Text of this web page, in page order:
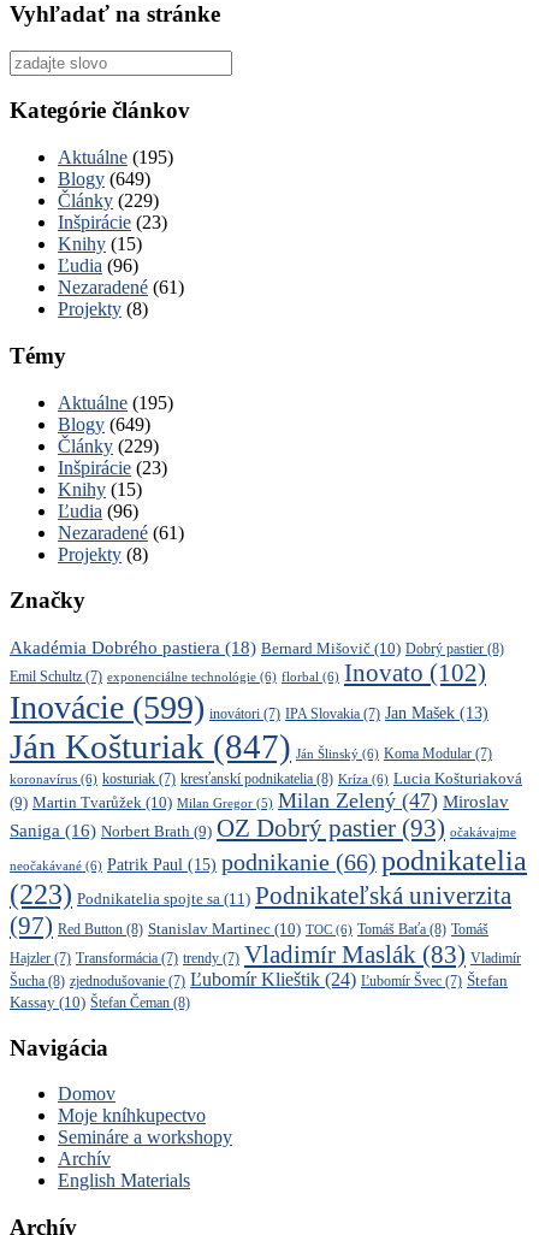
Vyhľadať na stránke
Vyhľadať
pre:
Kategórie článkov
Aktuálne (195)
Blogy (649)
Články (229)
Inšpirácie (23)
Knihy (15)
Ľudia (96)
Nezaradené (61)
Projekty (8)
Témy
Aktuálne (195)
Blogy (649)
Články (229)
Inšpirácie (23)
Knihy (15)
Ľudia (96)
Nezaradené (61)
Projekty (8)
Značky
Akadémia Dobrého pastiera (18) Bernard Mišovič (10) Dobrý pastier (8)
Emil Schultz (7) exponenciálne technológie (6) florbal (6) Inovato (102)
Inovácie (599) inovátori (7) IPA Slovakia (7) Jan Mašek (13)
Ján Košturiak (847) Ján Šlinský (6) Koma Modular (7)
koronavírus (6) kosturiak (7) kresťanskí podnikatelia (8) Kríza (6) Lucia Košturiaková
(9) Martin Tvarůžek (10) Milan Gregor (5) Milan Zelený (47) Miroslav
Saniga (16) Norbert Brath (9) OZ Dobrý pastier (93) očakávajme
neočakávané (6) Patrik Paul (15) podnikanie (66) podnikatelia
(223) Podnikatelia spojte sa (11) Podnikateľská univerzita
(97) Red Button (8) Stanislav Martinec (10) TOC (6) Tomáš Baťa (8) Tomáš
Hajzler (7) Transformácia (7) trendy (7) Vladimír Maslák (83) Vladimír
Šucha (8) zjednodušovanie (7) Ľubomír Klieštik (24) Ľubomír Švec (7) Štefan
Kassay (10) Štefan Čeman (8)
Navigácia
Domov
Moje kníhkupectvo
Semináre a workshopy
Archív
English Materials
Archív